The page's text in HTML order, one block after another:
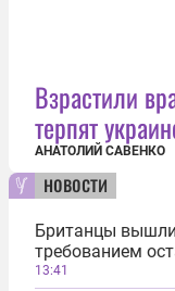
Взрастили
терпят
АНАТОЛИЙ САВЕНКО
новости
Британцы
требованием
13:41